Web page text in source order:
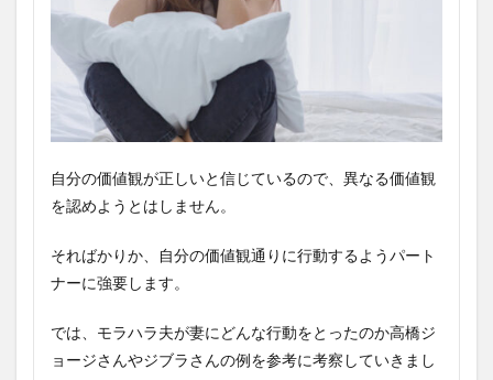
自分の価値観が正しいと信じているので、異なる価値観
を認めようとはしません。
そればかりか、自分の価値観通りに行動するようパート
ナーに強要します。
では、モラハラ夫が妻にどんな行動をとったのか高橋ジ
ョージさんやジブラさんの例を参考に考察していきまし